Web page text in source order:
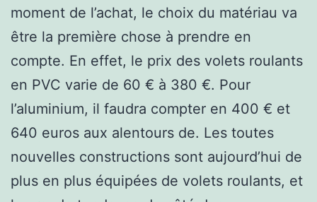
moment de l’achat, le choix du matériau va
être la première chose à prendre en
compte. En effet, le prix des volets roulants
en PVC varie de 60 € à 380 €. Pour
l’aluminium, il faudra compter en 400 € et
640 euros aux alentours de. Les toutes
nouvelles constructions sont aujourd’hui de
plus en plus équipées de volets roulants, et